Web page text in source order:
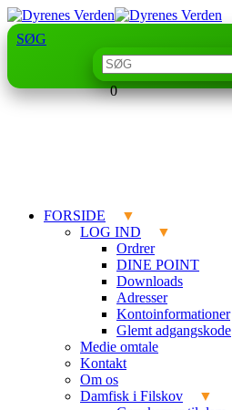
SØG
0
FORSIDE
LOG IND
Ordrer
DINE POINT
Downloads
Adresser
Kontoinformationer
Glemt adgangskode
Medie omtale
Kontakt
Om os
Damfisk i Filskov